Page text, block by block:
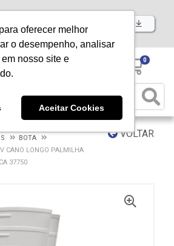
oferecer melhor
o desempenho, analisar
nosso site e
Aceitar Cookies
Baixe já nosso APP
0
VOLTAR
BOTA
CANO LONGO PALMILHA
37750